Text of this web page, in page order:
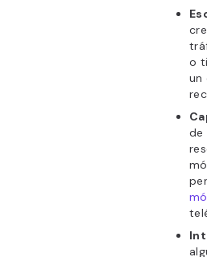
o
un
de